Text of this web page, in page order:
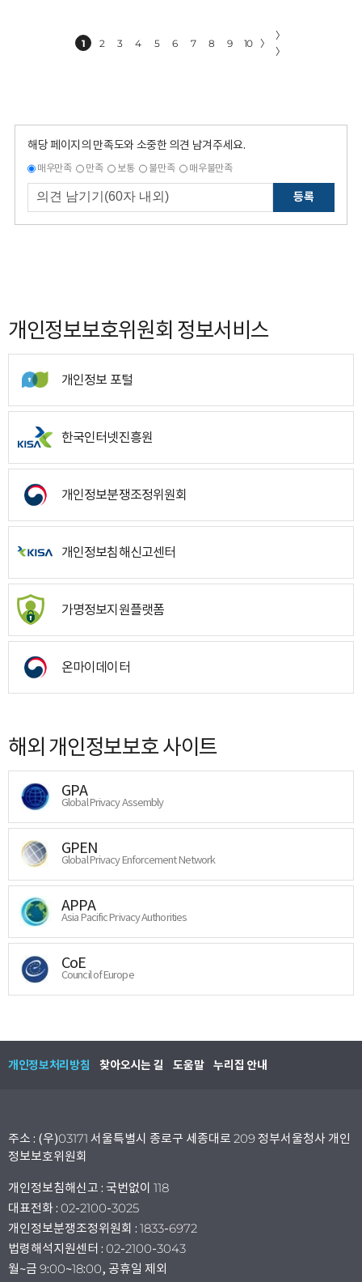
1 2 3 4 5 6 7 8 9 10 〉
〉
〉
해당 페이지의 만족도와 소중한 의견 남겨주세요.
매우만족 만족 보통 불만족 매우불만족
등록
개인정보보호위원회 정보서비스
개인정보 포털
한국인터넷진흥원
개인정보분쟁조정위원회
개인정보침해신고센터
가명정보지원플랫폼
온마이데이터
해외 개인정보보호 사이트
GPA
Global Privacy Assembly
GPEN
Global Privacy Enforcement Network
APPA
Asia Pacific Privacy Authorities
CoE
Council of Europe
개인정보처리방침 찾아오시는 길 도움말 누리집 안내
주소 : (우)03171 서울특별시 종로구 세종대로 209 정부서울청사 개인
정보보호위원회
개인정보침해신고 : 국번없이 118
대표전화 : 02-2100-3025
개인정보분쟁조정위원회 : 1833-6972
법령해석지원센터 : 02-2100-3043
월~금 9:00~18:00, 공휴일 제외